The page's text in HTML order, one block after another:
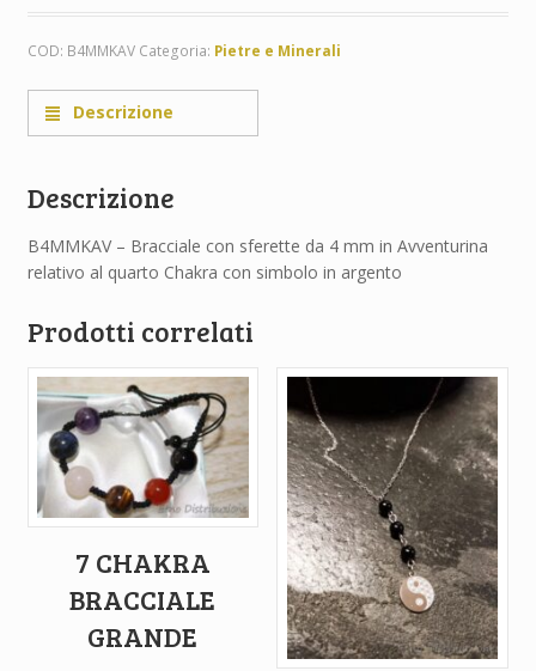
COD: B4MMKAV Categoria: Pietre e Minerali
Descrizione
Descrizione
B4MMKAV – Bracciale con sferette da 4 mm in Avventurina
relativo al quarto Chakra con simbolo in argento
Prodotti correlati
7 CHAKRA
BRACCIALE
GRANDE